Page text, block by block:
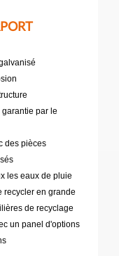
par le
des pièces
les eaux de pluie
recycler en grande
de recyclage
un panel d'options